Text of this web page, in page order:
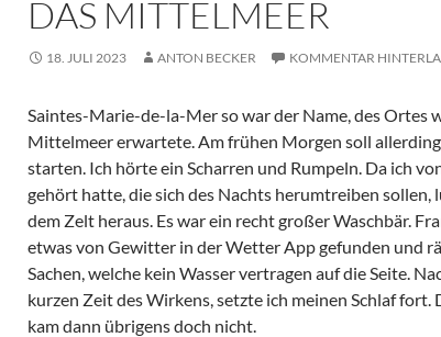
DAS MITTELMEER
18. JULI 2023 ANTON BECKER KOMMENTAR
Saintes-Marie-de-la-Mer so war der Name, des Ortes
Mittelmeer erwartete. Am frühen Morgen soll
starten. Ich hörte ein Scharren und Rumpeln. Da ich
gehört hatte, die sich des Nachts herumtreiben sollen,
dem Zelt heraus. Es war ein recht großer Waschbär.
etwas von Gewitter in der Wetter App gefunden und
Sachen, welche kein Wasser vertragen auf die Seite.
kurzen Zeit des Wirkens, setzte ich meinen Schlaf fort.
kam dann übrigens doch nicht.